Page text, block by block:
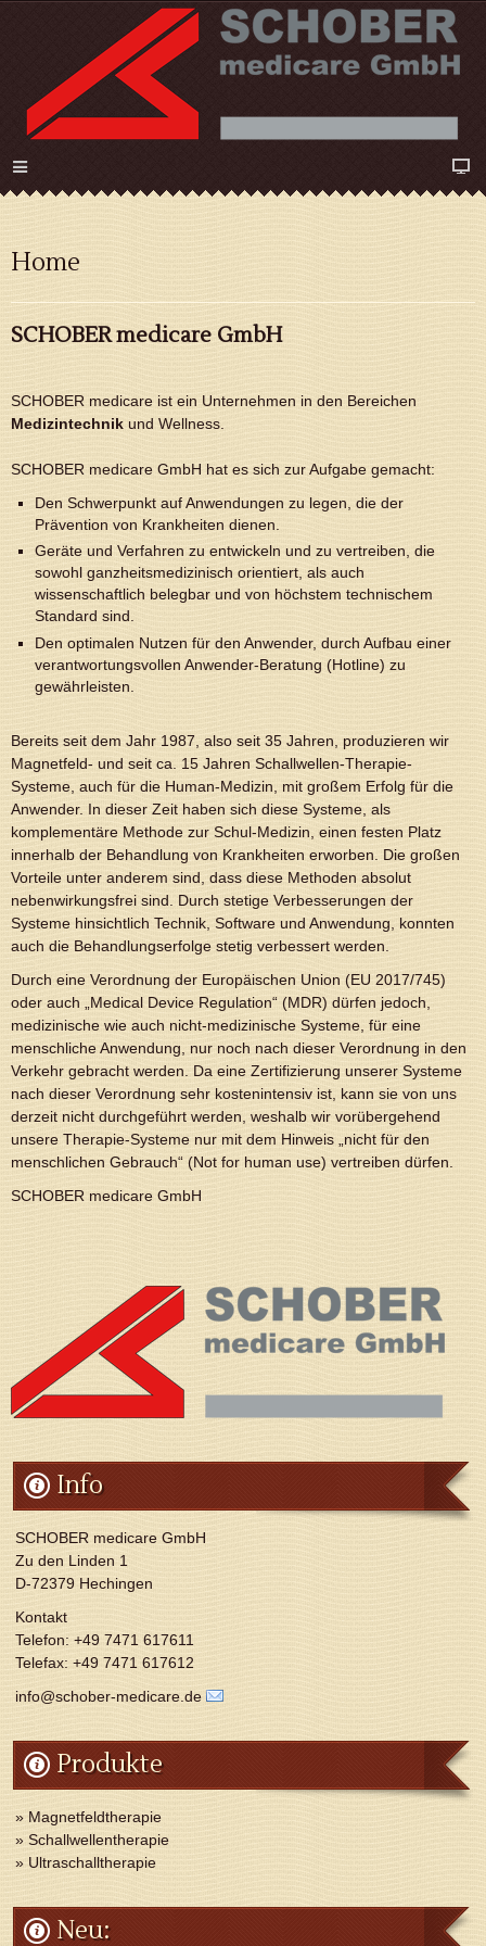
Home
SCHOBER medicare GmbH
SCHOBER medicare ist ein Unternehmen in den Bereichen
Medizintechnik und Wellness.
SCHOBER medicare GmbH hat es sich zur Aufgabe gemacht:
Den Schwerpunkt auf Anwendungen zu legen, die der
Prävention von Krankheiten dienen.
Geräte und Verfahren zu entwickeln und zu vertreiben, die
sowohl ganzheitsmedizinisch orientiert, als auch
wissenschaftlich belegbar und von höchstem technischem
Standard sind.
Den optimalen Nutzen für den Anwender, durch Aufbau einer
verantwortungsvollen Anwender-Beratung (Hotline) zu
gewährleisten.
Bereits seit dem Jahr 1987, also seit 35 Jahren, produzieren wir
Magnetfeld- und seit ca. 15 Jahren Schallwellen-Therapie-
Systeme, auch für die Human-Medizin, mit großem Erfolg für die
Anwender. In dieser Zeit haben sich diese Systeme, als
komplementäre Methode zur Schul-Medizin, einen festen Platz
innerhalb der Behandlung von Krankheiten erworben. Die großen
Vorteile unter anderem sind, dass diese Methoden absolut
nebenwirkungsfrei sind. Durch stetige Verbesserungen der
Systeme hinsichtlich Technik, Software und Anwendung, konnten
auch die Behandlungserfolge stetig verbessert werden.
Durch eine Verordnung der Europäischen Union (EU 2017/745)
oder auch „Medical Device Regulation“ (MDR) dürfen jedoch,
medizinische wie auch nicht-medizinische Systeme, für eine
menschliche Anwendung, nur noch nach dieser Verordnung in den
Verkehr gebracht werden. Da eine Zertifizierung unserer Systeme
nach dieser Verordnung sehr kostenintensiv ist, kann sie von uns
derzeit nicht durchgeführt werden, weshalb wir vorübergehend
unsere Therapie-Systeme nur mit dem Hinweis „nicht für den
menschlichen Gebrauch“ (Not for human use) vertreiben dürfen.
SCHOBER medicare GmbH
Info
SCHOBER medicare GmbH
Zu den Linden 1
D-72379 Hechingen
Kontakt
Telefon: +49 7471 617611
Telefax: +49 7471 617612
info@schober-medicare.de
Produkte
» Magnetfeldtherapie
» Schallwellentherapie
» Ultraschalltherapie
Neu: